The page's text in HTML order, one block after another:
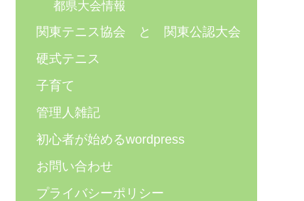
都県大会情報
関東テニス協会 と 関東公認大会
硬式テニス
子育て
管理人雑記
初心者が始めるwordpress
お問い合わせ
プライバシーポリシー